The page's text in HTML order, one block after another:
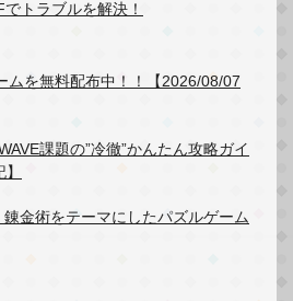
トラブルを解決！
ムを無料配布中！！【2026/08/07
課題の”冷徹”かんたん攻略ガイ
錬金術をテーマにしたパズルゲーム